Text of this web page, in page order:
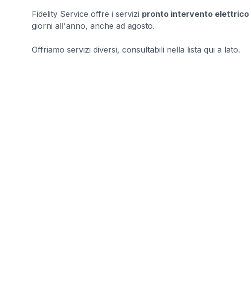
Fidelity Service offre i servizi pronto intervento elettrico
giorni all'anno, anche ad agosto.
Offriamo servizi diversi, consultabili nella lista qui a lato.